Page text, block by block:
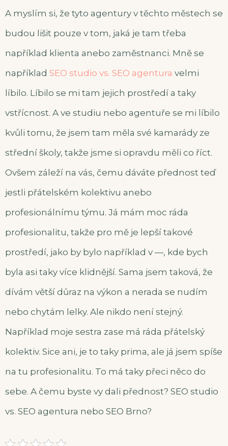
A myslím si, že tyto agentury v těchto městech se
budou lišit pouze v tom, jaká je tam třeba
například klienta anebo zaměstnanci. Mně se
například SEO studio vs. SEO agentura velmi
líbilo. Líbilo se mi tam jejich prostředí a taky
vstřícnost. A ve studiu nebo agentuře se mi líbilo
kvůli tomu, že jsem tam měla své kamarády ze
střední školy, takže jsme si opravdu měli co říct.
Ovšem záleží na vás, čemu dáváte přednost teď
jestli přátelském kolektivu anebo
profesionálnímu týmu. Já mám moc ráda
profesionalitu, takže pro mě je lepší takové
prostředí, jako by bylo například v —, kde bych
byla asi taky více klidnější. Sama jsem taková, že
dívám větší důraz na výkon a nerada se nudím
nebo chytám lelky. Ale nikdo není stejný.
Například moje sestra zase má ráda přátelský
kolektiv. Sice ani, je to taky prima, ale já jsem spíše
na tu profesionalitu. To má taky přeci něco do
sebe. A čemu byste vy dali přednost? SEO studio
vs. SEO agentura nebo SEO Brno?